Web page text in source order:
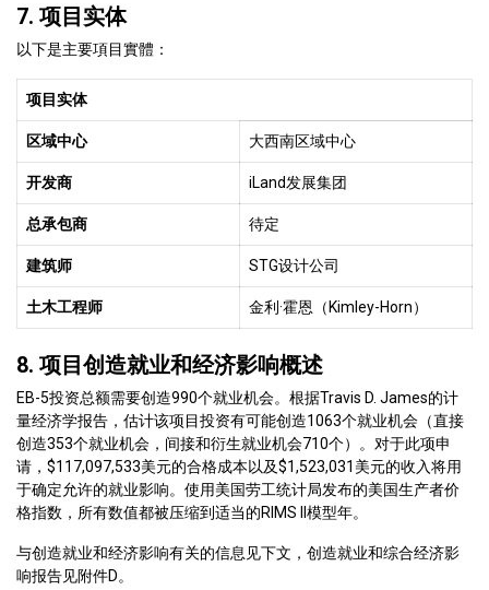
7. 项目实体
以下是主要項目實體：
项目实体
区域中心 大西南区域中心
开发商 iLand发展集团
总承包商 待定
建筑师 STG设计公司
土木工程师 金利·霍恩（Kimley-Horn）
8. 项目创造就业和经济影响概述
EB-5投资总额需要创造990个就业机会。根据Travis D. James的计
量经济学报告，估计该项目投资有可能创造1063个就业机会（直接
创造353个就业机会，间接和衍生就业机会710个）。对于此项申
请，$117,097,533美元的合格成本以及$1,523,031美元的收入将用
于确定允许的就业影响。使用美国劳工统计局发布的美国生产者价
格指数，所有数值都被压缩到适当的RIMS II模型年。
与创造就业和经济影响有关的信息见下文，创造就业和综合经济影
响报告见附件D。